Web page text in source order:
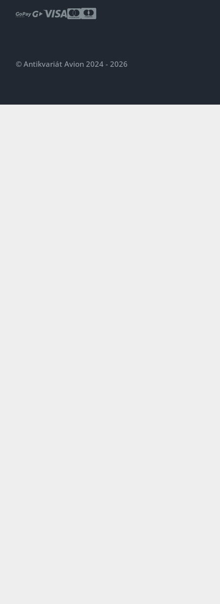
© Antikvariát Avion 2024 - 2026